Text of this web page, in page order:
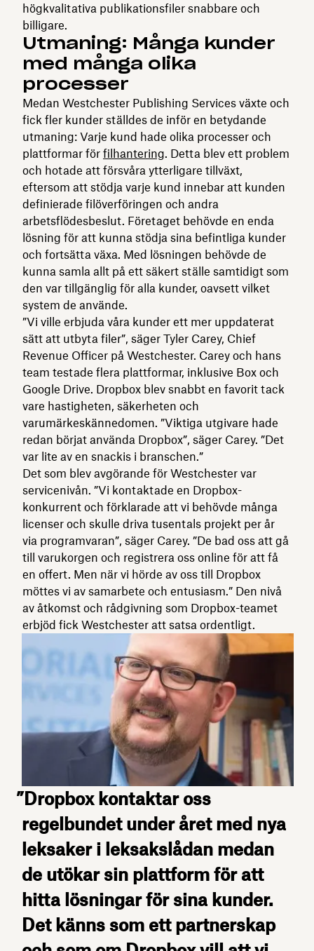
högkvalitativa publikationsfiler snabbare och
billigare.
Utmaning: Många kunder
med många olika
processer
Medan Westchester Publishing Services växte och
fick fler kunder ställdes de inför en betydande
utmaning: Varje kund hade olika processer och
plattformar för filhantering. Detta blev ett problem
och hotade att försvåra ytterligare tillväxt,
eftersom att stödja varje kund innebar att kunden
definierade filöverföringen och andra
arbetsflödesbeslut. Företaget behövde en enda
lösning för att kunna stödja sina befintliga kunder
och fortsätta växa. Med lösningen behövde de
kunna samla allt på ett säkert ställe samtidigt som
den var tillgänglig för alla kunder, oavsett vilket
system de använde.
”Vi ville erbjuda våra kunder ett mer uppdaterat
sätt att utbyta filer”, säger Tyler Carey, Chief
Revenue Officer på Westchester. Carey och hans
team testade flera plattformar, inklusive Box och
Google Drive. Dropbox blev snabbt en favorit tack
vare hastigheten, säkerheten och
varumärkeskännedomen. ”Viktiga utgivare hade
redan börjat använda Dropbox”, säger Carey. ”Det
var lite av en snackis i branschen.”
Det som blev avgörande för Westchester var
servicenivån. ”Vi kontaktade en Dropbox-
konkurrent och förklarade att vi behövde många
licenser och skulle driva tusentals projekt per år
via programvaran”, säger Carey. ”De bad oss att gå
till varukorgen och registrera oss online för att få
en offert. Men när vi hörde av oss till Dropbox
möttes vi av samarbete och entusiasm.” Den nivå
av åtkomst och rådgivning som Dropbox-teamet
erbjöd fick Westchester att satsa ordentligt.
”Dropbox kontaktar oss
regelbundet under året med nya
leksaker i leksakslådan medan
de utökar sin plattform för att
hitta lösningar för sina kunder.
Det känns som ett partnerskap